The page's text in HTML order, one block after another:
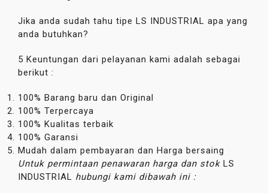
Jika anda sudah tahu tipe LS INDUSTRIAL apa yang
anda butuhkan?
5 Keuntungan dari pelayanan kami adalah sebagai
berikut :
100% Barang baru dan Original
100% Terpercaya
100% Kualitas terbaik
100% Garansi
Mudah dalam pembayaran dan Harga bersaing
Untuk permintaan penawaran harga dan stok LS
INDUSTRIAL hubungi kami dibawah ini :